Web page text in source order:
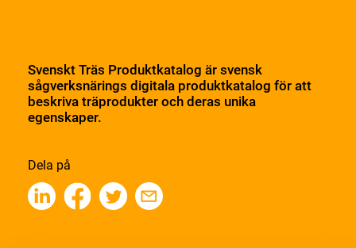
Svenskt Träs Produktkatalog är svensk
sågverksnärings digitala produktkatalog för att
beskriva träprodukter och deras unika
egenskaper.
Dela på